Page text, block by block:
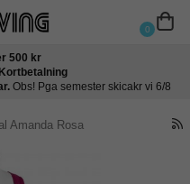
0
500 kr
Obs! Pga semester skicakr vi 6/8
Amanda Rosa